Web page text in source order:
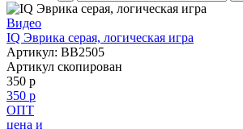
Видео
IQ Эврика серая, логическая игра
Артикул: BB2505
Артикул скопирован
350 р
350 р
ОПТ
цена и